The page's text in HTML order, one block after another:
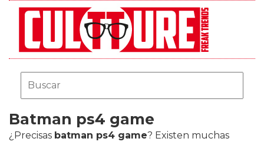
Batman ps4 game
¿Precisas batman ps4 game? Existen muchas